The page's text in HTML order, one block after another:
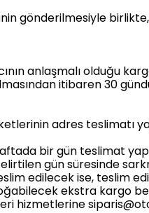
gönderilmesiyle
anlaşmalı olduğu
itibaren 30
adres teslimatı
bir gün teslimat
gün süresinde
edilecek ise, teslim
ekstra kargo
hizmetlerine